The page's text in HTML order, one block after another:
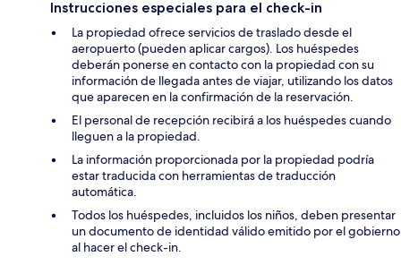
Instrucciones especiales para el check-in
La propiedad ofrece servicios de traslado desde el
aeropuerto (pueden aplicar cargos). Los huéspedes
deberán ponerse en contacto con la propiedad con su
información de llegada antes de viajar, utilizando los datos
que aparecen en la confirmación de la reservación.
El personal de recepción recibirá a los huéspedes cuando
lleguen a la propiedad.
La información proporcionada por la propiedad podría
estar traducida con herramientas de traducción
automática.
Todos los huéspedes, incluidos los niños, deben presentar
un documento de identidad válido emitido por el gobierno
al hacer el check-in.